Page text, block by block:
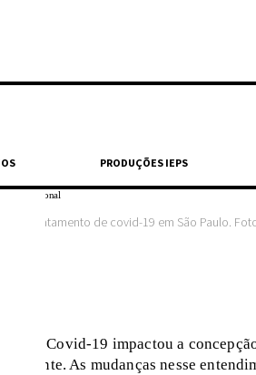
PRODUÇÕES IEPS
tratamento de covid-19 em São Paulo.
de Covid-19 impactou a
resiliente. As mudanças nesse